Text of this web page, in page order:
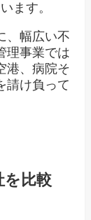
ます。
、幅広い不
理事業では
港、病院そ
請け負って
を比較